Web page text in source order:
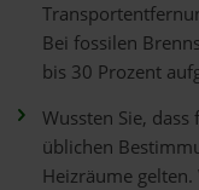
Bei fossilen
bis 30 Prozent
Wussten Sie,
üblichen
Heizräume